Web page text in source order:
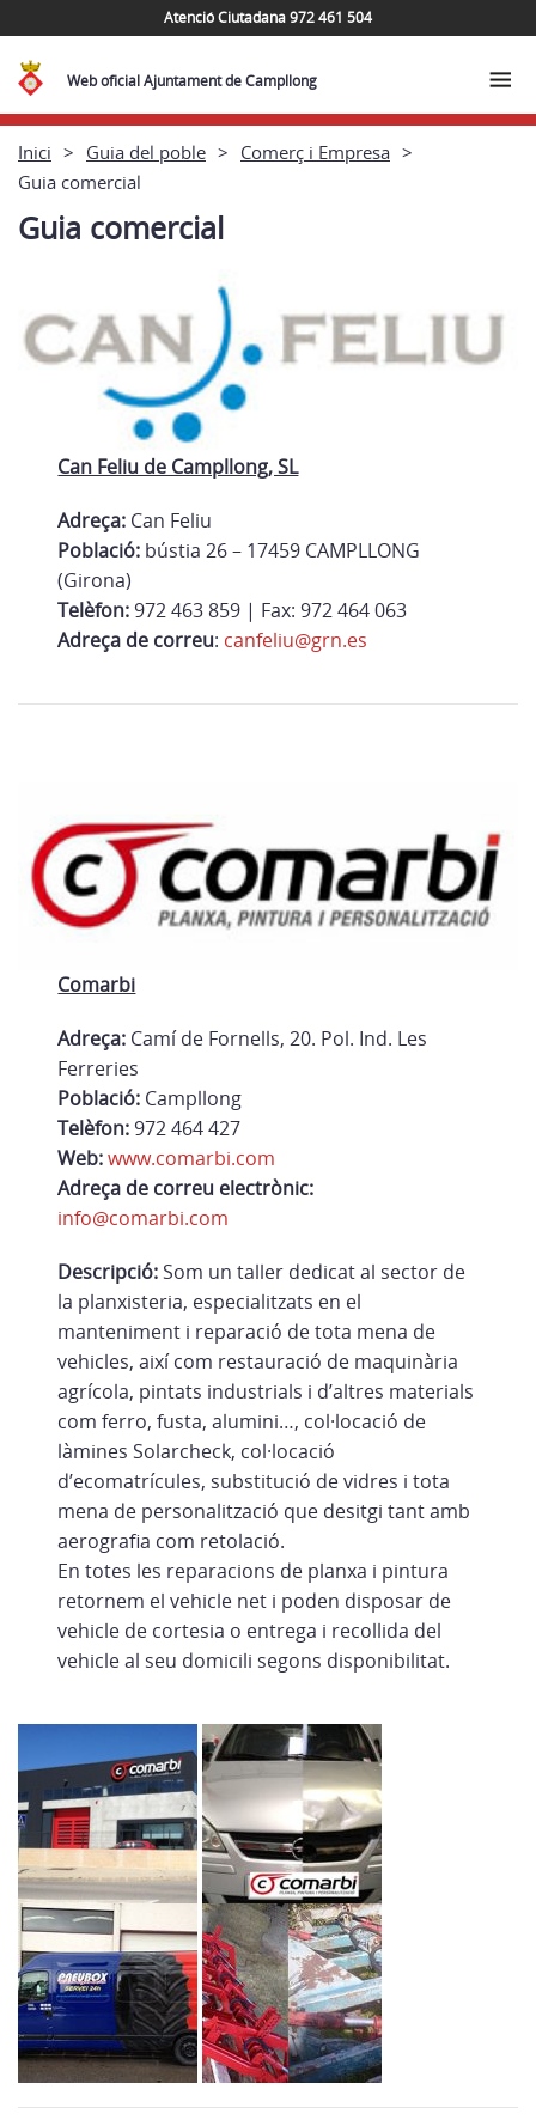
Atenció Ciutadana 972 461 504
Web oficial Ajuntament de Campllong
Inici Guia del poble
Comerç i Empresa
Guia comercial
Guia comercial
Can Feliu de Campllong, SL
Adreça: Can Feliu
Població: bústia 26 – 17459 CAMPLLONG
(Girona)
Telèfon:972 463 859 | Fax: 972 464 063
Adreça de correu: canfeliu@grn.es
Comarbi
Adreça: Camí de Fornells, 20. Pol. Ind. Les
Ferreries
Població: Campllong
Telèfon:972 464 427
Web: www.comarbi.com
Adreça de correu electrònic:
info@comarbi.com
Descripció: Som un taller dedicat al sector de
la planxisteria, especialitzats en el
manteniment i reparació de tota mena de
vehicles, així com restauració de maquinària
agrícola, pintats industrials i d’altres materials
com ferro, fusta, alumini…, col·locació de
làmines Solarcheck, col·locació
d’ecomatrícules, substitució de vidres i tota
mena de personalització que desitgi tant amb
aerografia com retolació.
En totes les reparacions de planxa i pintura
retornem el vehicle net i poden disposar de
vehicle de cortesia o entrega i recollida del
vehicle al seu domicili segons disponibilitat.